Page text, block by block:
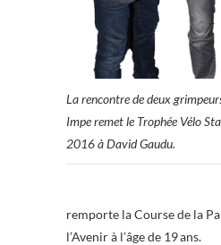
La rencontre de deux
Impe remet le Trophée Vélo
2016 à David Gaudu.
remporte la Course de la
l’Avenir à l’âge de 19 ans.